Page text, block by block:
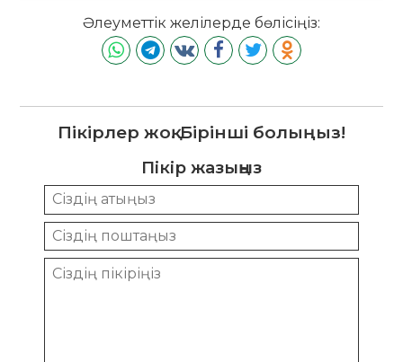
Әлеуметтік желілерде бөлісіңіз:
Пікірлер жоқ. Бірінші болыңыз!
Пікір жазыңыз